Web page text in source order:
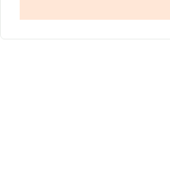
compañías es de 223 mil